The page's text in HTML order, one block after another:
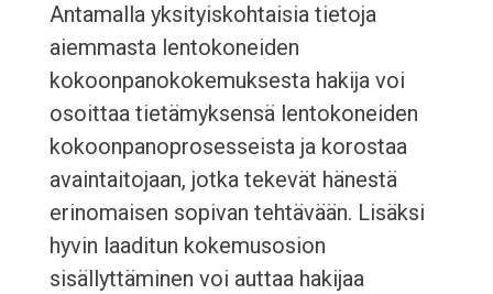
Antamalla yksityiskohtaisia tietoja
aiemmasta lentokoneiden
kokoonpanokokemuksesta hakija voi
osoittaa tietämyksensä lentokoneiden
kokoonpanoprosesseista ja korostaa
avaintaitojaan, jotka tekevät hänestä
erinomaisen sopivan tehtävään. Lisäksi
hyvin laaditun kokemusosion
sisällyttäminen voi auttaa hakijaa